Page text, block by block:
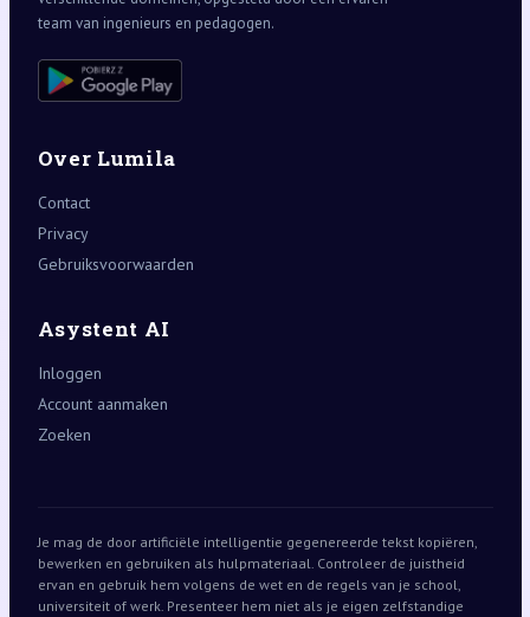
team van ingenieurs en pedagogen.
Over Lumila
Contact
Privacy
Gebruiksvoorwaarden
Asystent AI
Inloggen
Account aanmaken
Zoeken
Je mag de door artificiële intelligentie gegenereerde tekst kopiëren,
bewerken en gebruiken als hulpmateriaal. Controleer de juistheid
ervan en gebruik hem volgens de wet en de regels van je school,
universiteit of werk. Presenteer hem niet als je eigen zelfstandige